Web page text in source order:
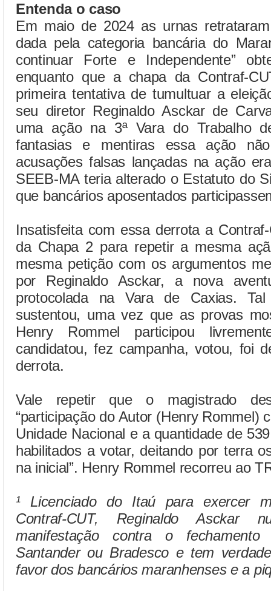
Entenda o caso
Em maio de 2024 as urnas
dada pela categoria bancária do
continuar Forte e Independente”
enquanto que a chapa da Contraf-
primeira tentativa de tumultuar a
seu diretor Reginaldo Asckar de
uma ação na 3ª Vara do Trabalho
fantasias e mentiras essa ação
acusações falsas lançadas na ação
SEEB-MA teria alterado o Estatuto do
que bancários aposentados
Insatisfeita com essa derrota a
da Chapa 2 para repetir a mesma
mesma petição com os argumentos
por Reginaldo Asckar, a nova
protocolada na Vara de Caxias.
sustentou, uma vez que as provas
Henry Rommel participou
candidatou, fez campanha, votou, foi
derrota.
Vale repetir que o magistrado
“participação do Autor (Henry Rommel)
Unidade Nacional e a quantidade de
habilitados a votar, deitando por terra
na inicial”. Henry Rommel recorreu ao
¹ Licenciado do Itaú para exercer
Contraf-CUT, Reginaldo Asckar
manifestação contra o
Santander ou Bradesco e tem
favor dos bancários maranhenses e a